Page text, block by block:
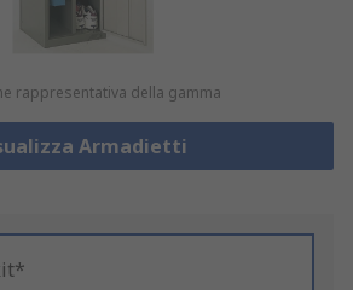
rappresentativa della gamma
Armadietti